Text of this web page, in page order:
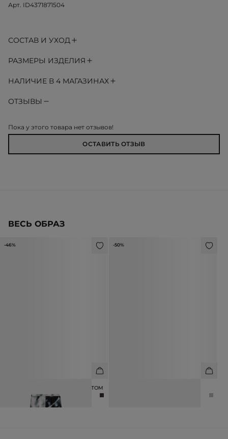
Арт. ID4371871504
СОСТАВ И УХОД
РАЗМЕРЫ ИЗДЕЛИЯ
НАЛИЧИЕ В 4 МАГАЗИНАХ
ОТЗЫВЫ
Пока у этого товара нет отзывов!
ОСТАВИТЬ ОТЗЫВ
ВЕСЬ ОБРАЗ
-46%
БРЮКИ С АБСТРАКТНЫМ ПРИНТОМ
12 990 ₽
-50%